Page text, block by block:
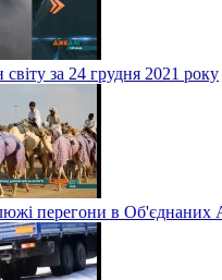
за 24 грудня 2021 року
перегони в Об'єднаних